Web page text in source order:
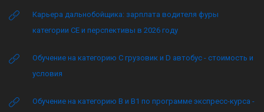
Карьера дальнобойщика: зарплата водителя фуры
категории CE и перспективы в 2026 году
Обучение на категорию C грузовик и D автобус - стоимость и
условия
Обучение на категорию B и B1 по программе экспресс-курса -